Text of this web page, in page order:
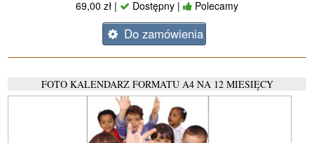
69,00 zł | Dostępny | Polecamy
Do zamówienia
FOTO KALENDARZ FORMATU A4 NA 12 MIESIĘCY